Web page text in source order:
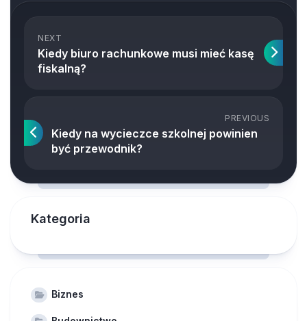
NEXT
Kiedy biuro rachunkowe musi mieć kasę
fiskalną?
PREVIOUS
Kiedy na wycieczce szkolnej powinien
być przewodnik?
Kategoria
Biznes